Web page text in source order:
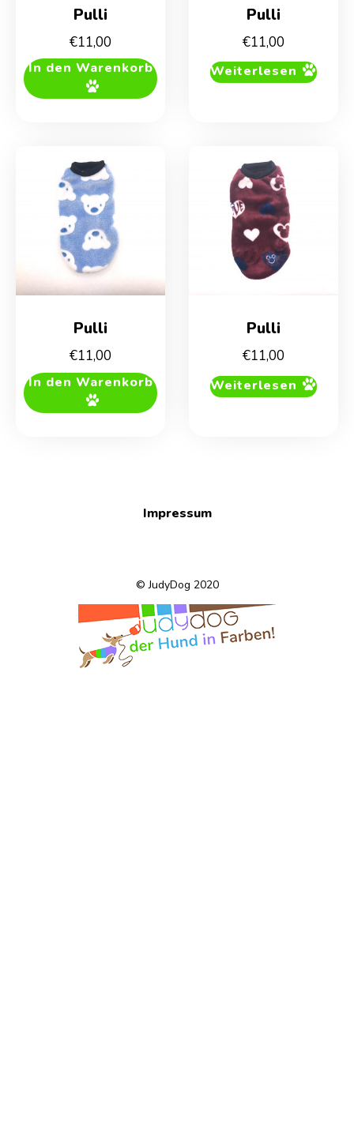
Pulli
€11,00
In den Warenkorb
Pulli
€11,00
Weiterlesen
Pulli
€11,00
In den Warenkorb
Pulli
€11,00
Weiterlesen
Impressum
© JudyDog 2020